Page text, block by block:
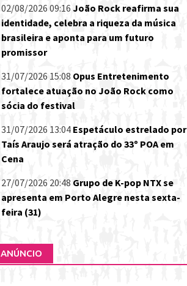
02/08/2026 09:16 João Rock reafirma sua
identidade, celebra a riqueza da música
brasileira e aponta para um futuro
promissor
31/07/2026 15:08 Opus Entretenimento
fortalece atuação no João Rock como
sócia do festival
31/07/2026 13:04 Espetáculo estrelado por
Taís Araujo será atração do 33º POA em
Cena
27/07/2026 20:48 Grupo de K-pop NTX se
apresenta em Porto Alegre nesta sexta-
feira (31)
ANÚNCIO